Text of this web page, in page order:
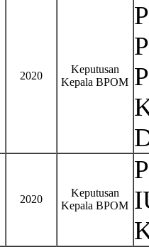
2020
Keputusan
Kepala BPOM
2020
Keputusan
Kepala BPOM